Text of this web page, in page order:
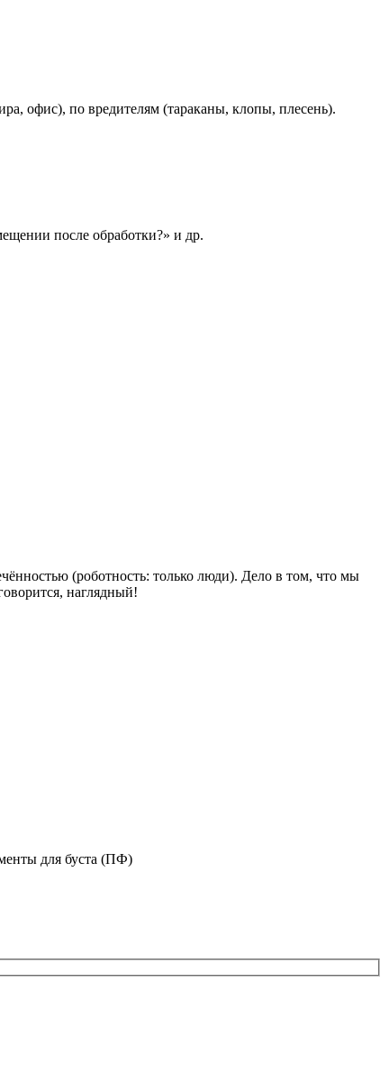
офис), по вредителям (тараканы, клопы, плесень).
после обработки?» и др.
(роботность: только люди). Дело в том, что мы
наглядный!
для буста (ПФ)